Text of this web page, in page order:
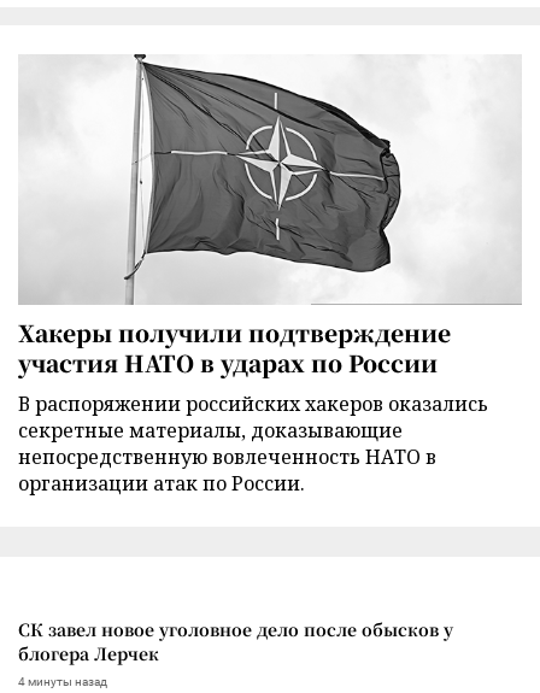
Хакеры получили подтверждение
участия НАТО в ударах по России
В распоряжении российских хакеров оказались
секретные материалы, доказывающие
непосредственную вовлеченность НАТО в
организации атак по России.
СК завел новое уголовное дело после обысков у
блогера Лерчек
4 минуты назад